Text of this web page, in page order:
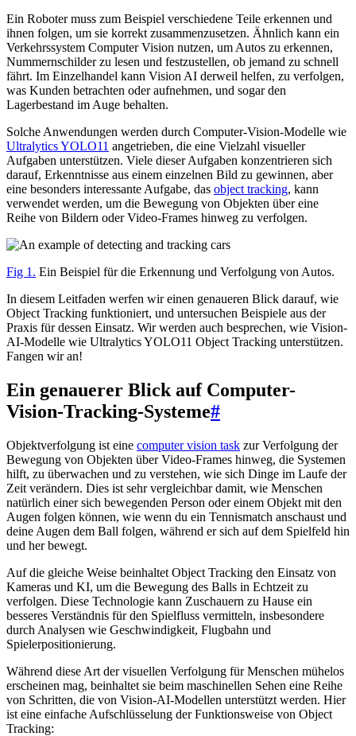
Ein Roboter muss zum Beispiel verschiedene Teile erkennen und
ihnen folgen, um sie korrekt zusammenzusetzen. Ähnlich kann ein
Verkehrssystem Computer Vision nutzen, um Autos zu erkennen,
Nummernschilder zu lesen und festzustellen, ob jemand zu schnell
fährt. Im Einzelhandel kann Vision AI derweil helfen, zu verfolgen,
was Kunden betrachten oder aufnehmen, und sogar den
Lagerbestand im Auge behalten.
Solche Anwendungen werden durch Computer-Vision-Modelle wie
Ultralytics YOLO11 angetrieben, die eine Vielzahl visueller
Aufgaben unterstützen. Viele dieser Aufgaben konzentrieren sich
darauf, Erkenntnisse aus einem einzelnen Bild zu gewinnen, aber
eine besonders interessante Aufgabe, das object tracking, kann
verwendet werden, um die Bewegung von Objekten über eine
Reihe von Bildern oder Video-Frames hinweg zu verfolgen.
Fig 1. Ein Beispiel für die Erkennung und Verfolgung von Autos.
In diesem Leitfaden werfen wir einen genaueren Blick darauf, wie
Object Tracking funktioniert, und untersuchen Beispiele aus der
Praxis für dessen Einsatz. Wir werden auch besprechen, wie Vision-
AI-Modelle wie Ultralytics YOLO11 Object Tracking unterstützen.
Fangen wir an!
Ein genauerer Blick auf Computer-
Vision-Tracking-Systeme#
Objektverfolgung ist eine computer vision task zur Verfolgung der
Bewegung von Objekten über Video-Frames hinweg, die Systemen
hilft, zu überwachen und zu verstehen, wie sich Dinge im Laufe der
Zeit verändern. Dies ist sehr vergleichbar damit, wie Menschen
natürlich einer sich bewegenden Person oder einem Objekt mit den
Augen folgen können, wie wenn du ein Tennismatch anschaust und
deine Augen dem Ball folgen, während er sich auf dem Spielfeld hin
und her bewegt.
Auf die gleiche Weise beinhaltet Object Tracking den Einsatz von
Kameras und KI, um die Bewegung des Balls in Echtzeit zu
verfolgen. Diese Technologie kann Zuschauern zu Hause ein
besseres Verständnis für den Spielfluss vermitteln, insbesondere
durch Analysen wie Geschwindigkeit, Flugbahn und
Spielerpositionierung.
Während diese Art der visuellen Verfolgung für Menschen mühelos
erscheinen mag, beinhaltet sie beim maschinellen Sehen eine Reihe
von Schritten, die von Vision-AI-Modellen unterstützt werden. Hier
ist eine einfache Aufschlüsselung der Funktionsweise von Object
Tracking: